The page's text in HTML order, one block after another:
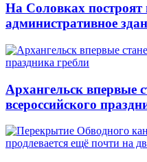
На Соловках построят
административное
Архангельск впервые
всероссийского